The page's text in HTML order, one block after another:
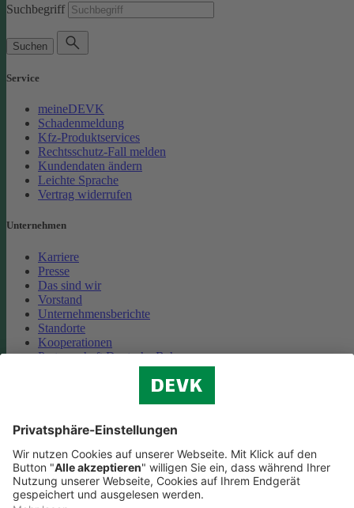
Suchbegriff
Suchen
Service
meineDEVK
Schadenmeldung
Kfz-Produktservices
Rechtsschutz-Fall melden
Kundendaten ändern
Leichte Sprache
Vertrag widerrufen
Unternehmen
Karriere
Presse
Das sind wir
Vorstand
Unternehmensberichte
Standorte
Kooperationen
Partnerschaft Deutsche Bahn
Cookie-Einstellungen
Datenschutz